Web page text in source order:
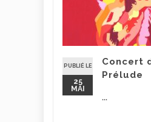
PUBLIÉ LE
25
MAI
Concert
Prélude
...